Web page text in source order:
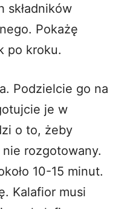
składników
Pokażę
po kroku.
Podzielcie go na
je w
o to, żeby
rozgotowany.
10-15 minut.
Kalafior musi